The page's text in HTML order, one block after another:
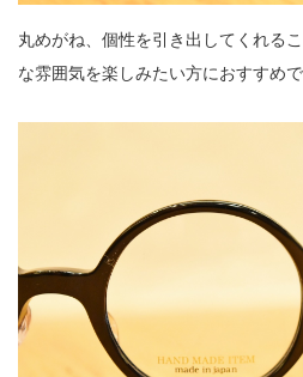
丸めがね、個性を引き出してくれる
な雰囲気を楽しみたい方におすすめで